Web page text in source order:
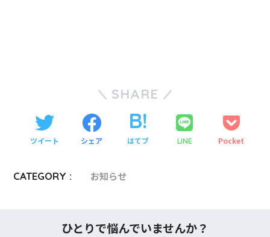
SHARE
ツイート シェア はてブ LINE Pocket
CATEGORY : お知らせ
ひとりで悩んでいませんか？